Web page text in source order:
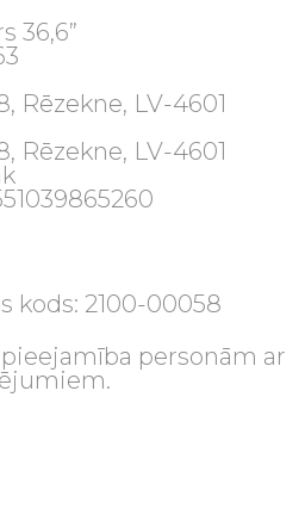
36,6”
Rēzekne, LV-4601
Rēzekne, LV-4601
kods: 2100-00058
personām ar